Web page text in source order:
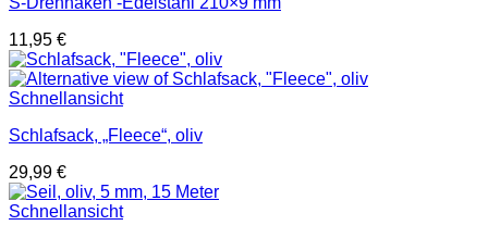
11,95 €
Schnellansicht
Schlafsack, „Fleece“, oliv
29,99 €
Schnellansicht